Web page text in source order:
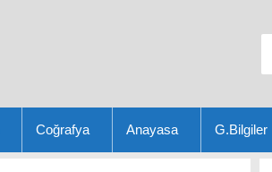
Coğrafya Anayasa G.Bilgiler